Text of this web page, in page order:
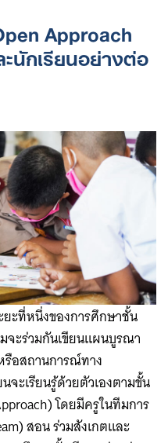
Approach
นักเรียนอย่างต่อ
ะที่หนึ่งของการศึกษาชั้น
จะร่วมกันเขียนแผนบูรณา
อสถานการณ์ทาง
ะเรียนรู้ด้วยตัวเองตามขั้น
โดยมีครูในทีมการ
สอน ร่วมสังเกตและ